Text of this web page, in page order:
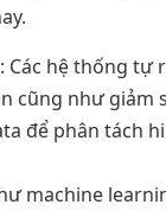
Các hệ thống tự
cũng như giảm
để phân tách
machine